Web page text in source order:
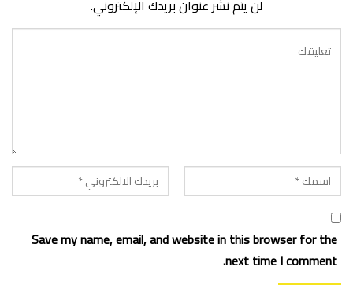
لن يتم نشر عنوان بريدك الإلكتروني.
Save my name, email, and website in this browser for the
next time I comment.